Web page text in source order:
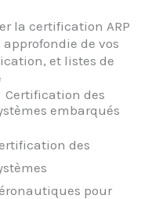
la certification ARP
de vos
et listes de
Certification des
embarqués
des
pour